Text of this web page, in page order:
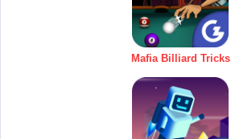
Mafia Billiard Tricks